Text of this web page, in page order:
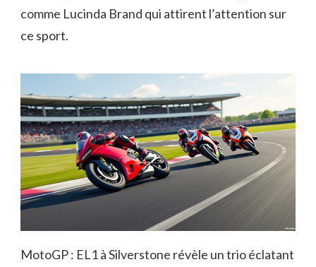
comme Lucinda Brand qui attirent l’attention sur
ce sport.
MotoGP : EL1 à Silverstone révèle un trio éclatant